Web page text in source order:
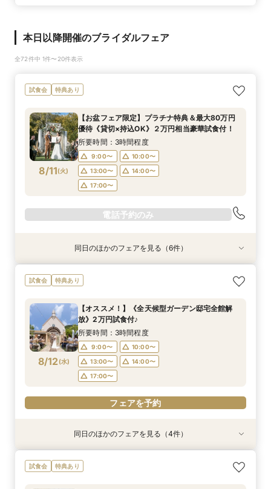
本日以降開催のブライダルフェア
全72件中 1件〜20件表示
試食会 特典あり
8/11(火)
【お盆フェア限定】プラチナ特典＆最大80万円
優待《貸切×持込OK》２万円相当豪華試食付！
所要時間：3時間程度
9:00〜
10:00〜
13:00〜
14:00〜
17:00〜
電話予約のみ
特典あり
8/11(火)
【27年2月挙式までがお得】組数限定！お得に賢
くコスパ重視婚♪
9:30〜
10:00〜
13:00〜
14:00〜
17:00〜
電話予約のみ
特典あり
8/11(火)
【自由度抜群！】1日1組貸切×持込OK（持込無
料）★最大80万円特典＆２万円相当試食付フェ
所要時間：3時間程度
13:00〜
14:00〜
17:00〜
電話予約のみ
特典あり
8/11(火)
【当館人気No.1】クチコミ高評価★2万円相当試
食×会場見学BIGフェア
9:00〜
10:00〜
13:00〜
14:00〜
17:00〜
電話予約のみ
特典あり
8/11(火)
【オススメ！】《全天候型ガーデン邸宅全館解
放》2万円試食付♪
9:00〜
10:00〜
13:00〜
14:00〜
17:00〜
電話予約のみ
特典あり
8/11(火)
ペットは家族☆大切な記念日を一緒に過ごすため
の相談会
10:00〜
12:00〜
14:00〜
電話予約のみ
特典あり
8/11(火)
【準備も費用も安心サポート！】マタニティ＆パ
パママ婚相談会
10:00〜
12:00〜
14:00〜
電話予約のみ
同日のほかのフェアを見る（6件）
試食会 特典あり
8/12(水)
【オススメ！】《全天候型ガーデン邸宅全館解
放》2万円試食付♪
所要時間：3時間程度
9:00〜
10:00〜
13:00〜
14:00〜
17:00〜
フェアを予約
特典あり
【自由度抜群！】1日1組貸切×持込OK（持込無
料）★最大80万円特典＆２万円相当試食付フェ
特典あり
【当館人気No.1】クチコミ高評価★2万円相当試
食×会場見学BIGフェア
特典あり
【準備も費用も安心サポート！】マタニティ＆パ
パママ婚相談会
特典あり
【お盆フェア限定】プラチナ特典＆最大80万円
優待《貸切×持込OK》２万円相当豪華試食付！
同日のほかのフェアを見る（4件）
試食会 特典あり